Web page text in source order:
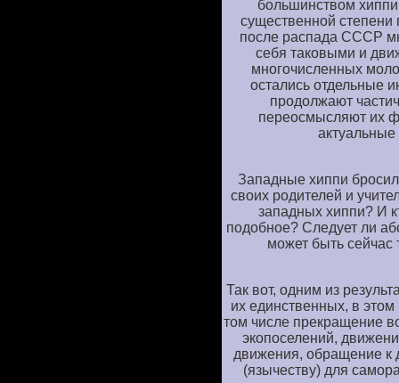
большинством
существенной
после распада СССР
себя таковыми и
многочисленных
остались отдельные
продолжают
переосмысляют их
Западные хиппи
своих родителей и
западных хиппи? И
подобное? Следует ли
может быть сейчас
Так вот, одним из
их единственных, в
том числе прекращение
экопоселений,
движения, обращение к
(язычеству) для